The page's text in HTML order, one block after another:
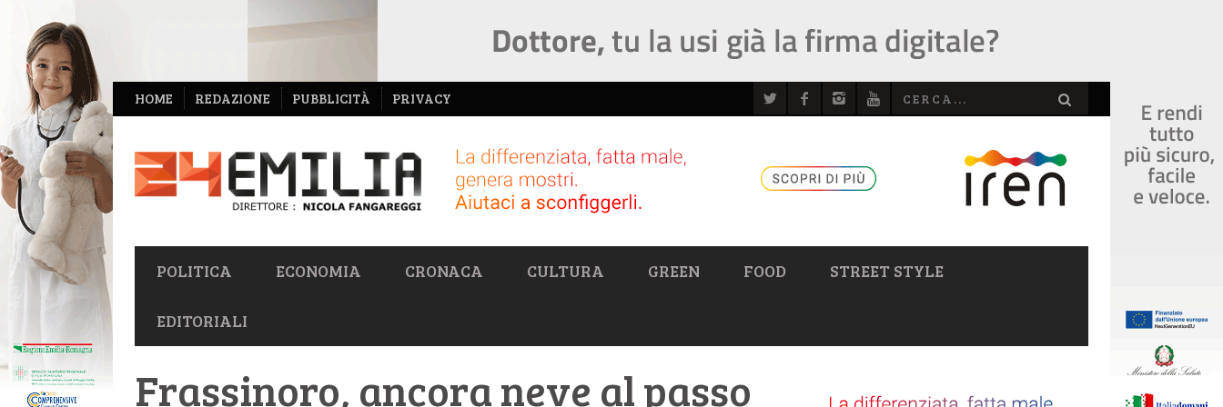
NAVIGAZIONE
SECONDARIA
HOME REDAZIONE PUBBLICITÀ PRIVACY
NAVIGAZIONE
PRIMARIA
POLITICA ECONOMIA CRONACA CULTURA GREEN FOOD STREET STYLE
EDITORIALI
Frassinoro, ancora neve al passo